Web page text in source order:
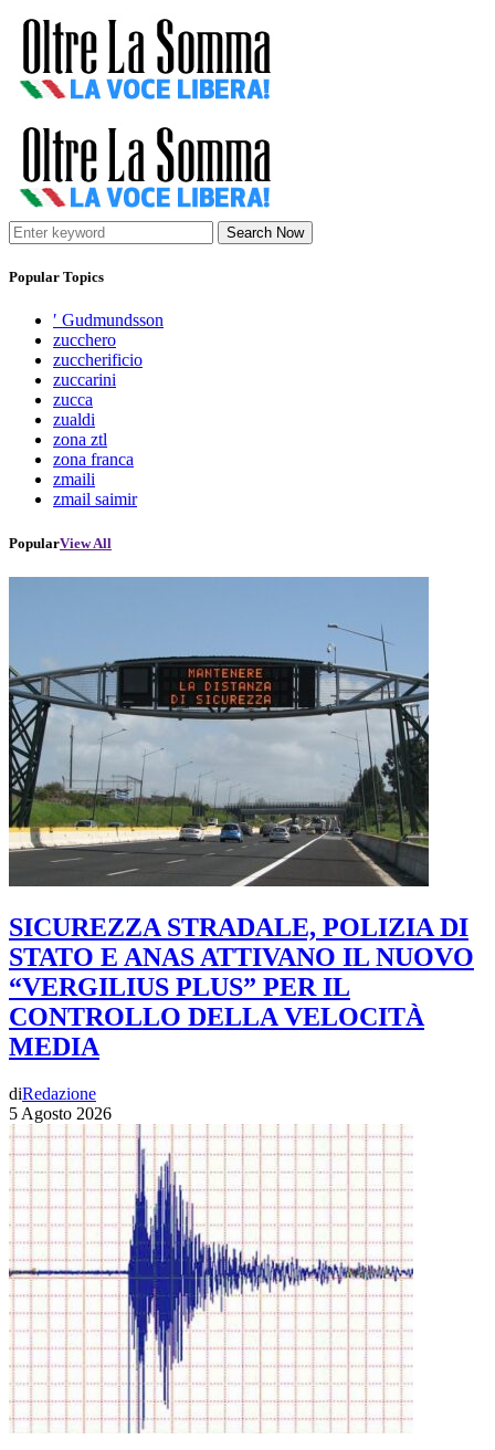
Search Now
Popular Topics
′ Gudmundsson
zucchero
zuccherificio
zuccarini
zucca
zualdi
zona ztl
zona franca
zmaili
zmail saimir
PopularView All
SICUREZZA STRADALE, POLIZIA DI
STATO E ANAS ATTIVANO IL NUOVO
“VERGILIUS PLUS” PER IL
CONTROLLO DELLA VELOCITÀ
MEDIA
diRedazione
5 Agosto 2026